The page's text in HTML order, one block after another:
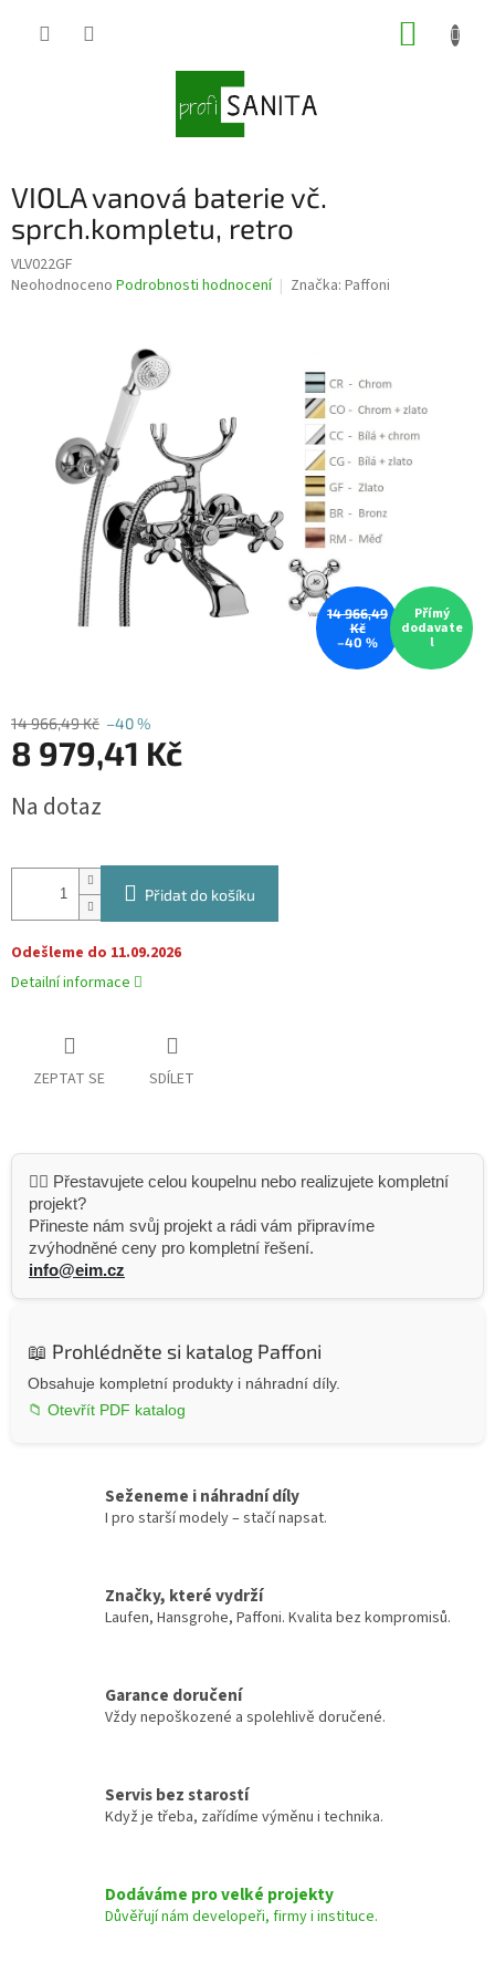
VIOLA vanová baterie vč.
sprch.kompletu, retro
VLV022GF
Průměrné
hvězdiček.
Neohodnoceno Podrobnosti hodnocení Značka: Paffoni
14 966,49
Kč
–40 %
Přímý
dodavate
l
14 966,49 Kč –40 %
8 979,41 Kč
cena:
Na dotaz
Přidat do košíku
Odešleme do 11.09.2026
Detailní informace
ZEPTAT SE SDÍLET
👷‍♂️ Přestavujete celou koupelnu nebo realizujete kompletní
projekt?
Přineste nám svůj projekt a rádi vám připravíme
zvýhodněné ceny pro kompletní řešení.
info@eim.cz
📖 Prohlédněte si katalog Paffoni
Obsahuje kompletní produkty i náhradní díly.
📁 Otevřít PDF katalog
Seženeme i náhradní díly
I pro starší modely – stačí napsat.
Značky, které vydrží
Laufen, Hansgrohe, Paffoni. Kvalita bez kompromisů.
Garance doručení
Vždy nepoškozené a spolehlivě doručené.
Servis bez starostí
Když je třeba, zařídíme výměnu i technika.
Dodáváme pro velké projekty
Důvěřují nám developeři, firmy i instituce.